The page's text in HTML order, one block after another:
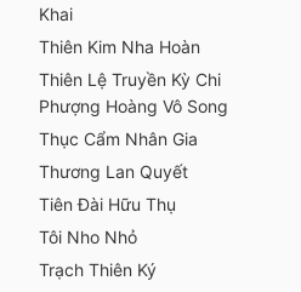
Khai
Thiên Kim Nha Hoàn
Thiên Lệ Truyền Kỳ Chi
Phượng Hoàng Vô Song
Thục Cẩm Nhân Gia
Thương Lan Quyết
Tiên Đài Hữu Thụ
Tôi Nho Nhỏ
Trạch Thiên Ký